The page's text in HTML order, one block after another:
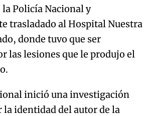
la Policía Nacional y
trasladado al Hospital Nuestra
donde tuvo que ser
las lesiones que le produjo el
inició una investigación
la identidad del autor de la